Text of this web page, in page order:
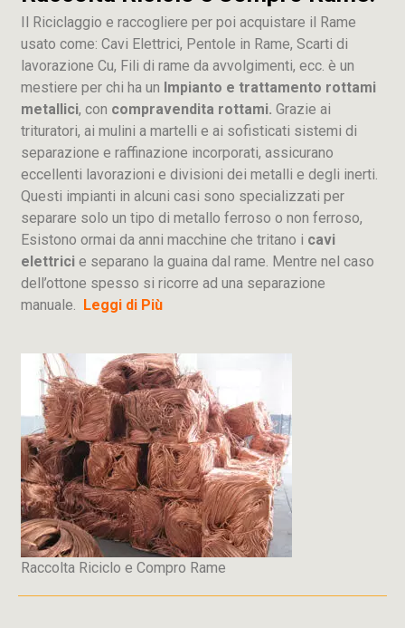
Il Riciclaggio e raccogliere per poi acquistare il Rame
usato come: Cavi Elettrici, Pentole in Rame, Scarti di
lavorazione Cu, Fili di rame da avvolgimenti, ecc. è un
mestiere per chi ha un Impianto e trattamento rottami
metallici, con compravendita rottami. Grazie ai
trituratori, ai mulini a martelli e ai sofisticati sistemi di
separazione e raffinazione incorporati, assicurano
eccellenti lavorazioni e divisioni dei metalli e degli inerti.
Questi impianti in alcuni casi sono specializzati per
separare solo un tipo di metallo ferroso o non ferroso,
Esistono ormai da anni macchine che tritano i cavi
elettrici e separano la guaina dal rame. Mentre nel caso
dell’ottone spesso si ricorre ad una separazione
manuale. Leggi di Più
Raccolta Riciclo e Compro Rame